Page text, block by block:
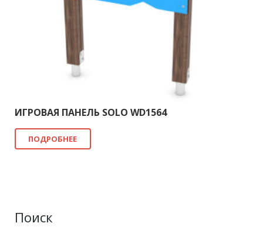
ИГРОВАЯ ПАНЕЛЬ SOLO WD1564
ПОДРОБНЕЕ
Поиск